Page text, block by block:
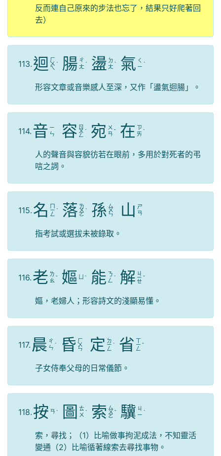
反而連自己原來的步法也忘了，結果只好爬著回
去）
113. 迴 ㄏ
ㄨ
ㄟ
ˊ 腸 ㄔ
ㄤ ˊ 盪 ㄉ
ㄤ ˋ 氣 ㄑ
ㄧ ˋ
形容文章或音樂感人至深，又作「盪氣迴腸」。
114. 音 ㄧ
ㄣ
容 ㄖ
ㄨ
ㄥ
ˊ 宛 ㄨ
ㄢ ˇ 在 ㄗ
ㄞ ˋ
人的聲音與容貌彷若在眼前，多用於對死者的弔
唁之詞。
115. 名 ㄇ
ㄧ
ㄥ
ˊ 落 ㄌ
ㄨ
ㄛ
ˋ 孫 ㄙ
ㄨ
ㄣ 山 ㄕ
ㄢ
指考試或選拔未被錄取。
116. 老 ㄌ
ㄠ ˇ 嫗 ˋ 能 ㄋ
ㄥ ˊ 解 ㄐ
ㄧ
ㄝ
ˇ
嫗，老婦人；形容詩文的淺顯易懂。
117. 晨 ㄔ
ㄣ ˊ 昏 ㄏ
ㄨ
ㄣ 定 ㄉ
ㄧ
ㄥ
ˋ 省 ㄒ
ㄧ
ㄥ
ˇ
子女侍奉父母的日常儀節。
118. 按 ㄢ ˋ 圖
ㄊ
ㄨ ˊ 索 ㄙ
ㄨ
ㄛ
ˇ 驥 ㄐ
ㄧ ˋ
索，尋找；（1）比喻做事拘泥成法，不知靈活
變通（2）比喻循著線索去尋找事物。